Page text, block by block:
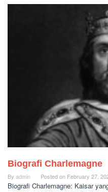
Biografi Charlemagne
By admin Posted on February 27,
Biografi Charlemagne: Kaisar